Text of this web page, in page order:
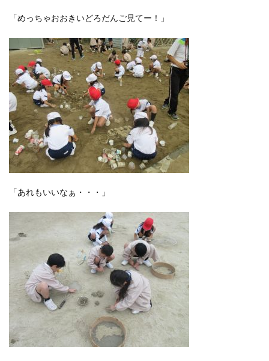
「めっちゃおおきいどろだんご見てー！」
「あれもいいなぁ・・・」